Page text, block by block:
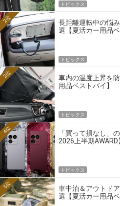
トピックス
長距離運転中の悩
選【夏活カー用品ベ
2位
トピックス
車内の温度上昇を
用品ベストバイ】
3位
トピックス
「買って損なし」
2026上半期AWARD
4位
トピックス
車中泊＆アウトド
選【夏活カー用品ベ
5位